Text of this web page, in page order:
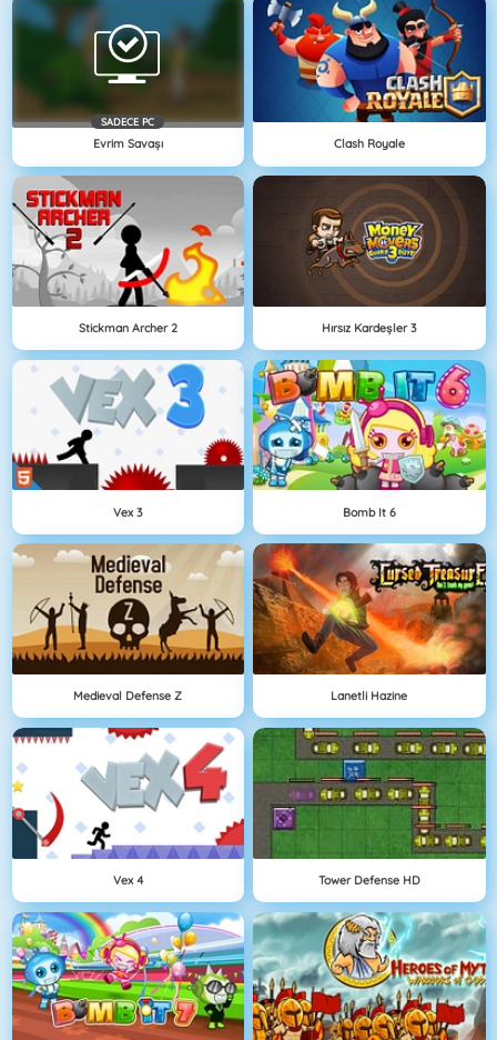
SADECE PC
Evrim Savaşı Clash Royale
Stickman Archer 2 Hırsız Kardeşler 3
Vex 3 Bomb It 6
Medieval Defense Z Lanetli Hazine
Vex 4 Tower Defense HD